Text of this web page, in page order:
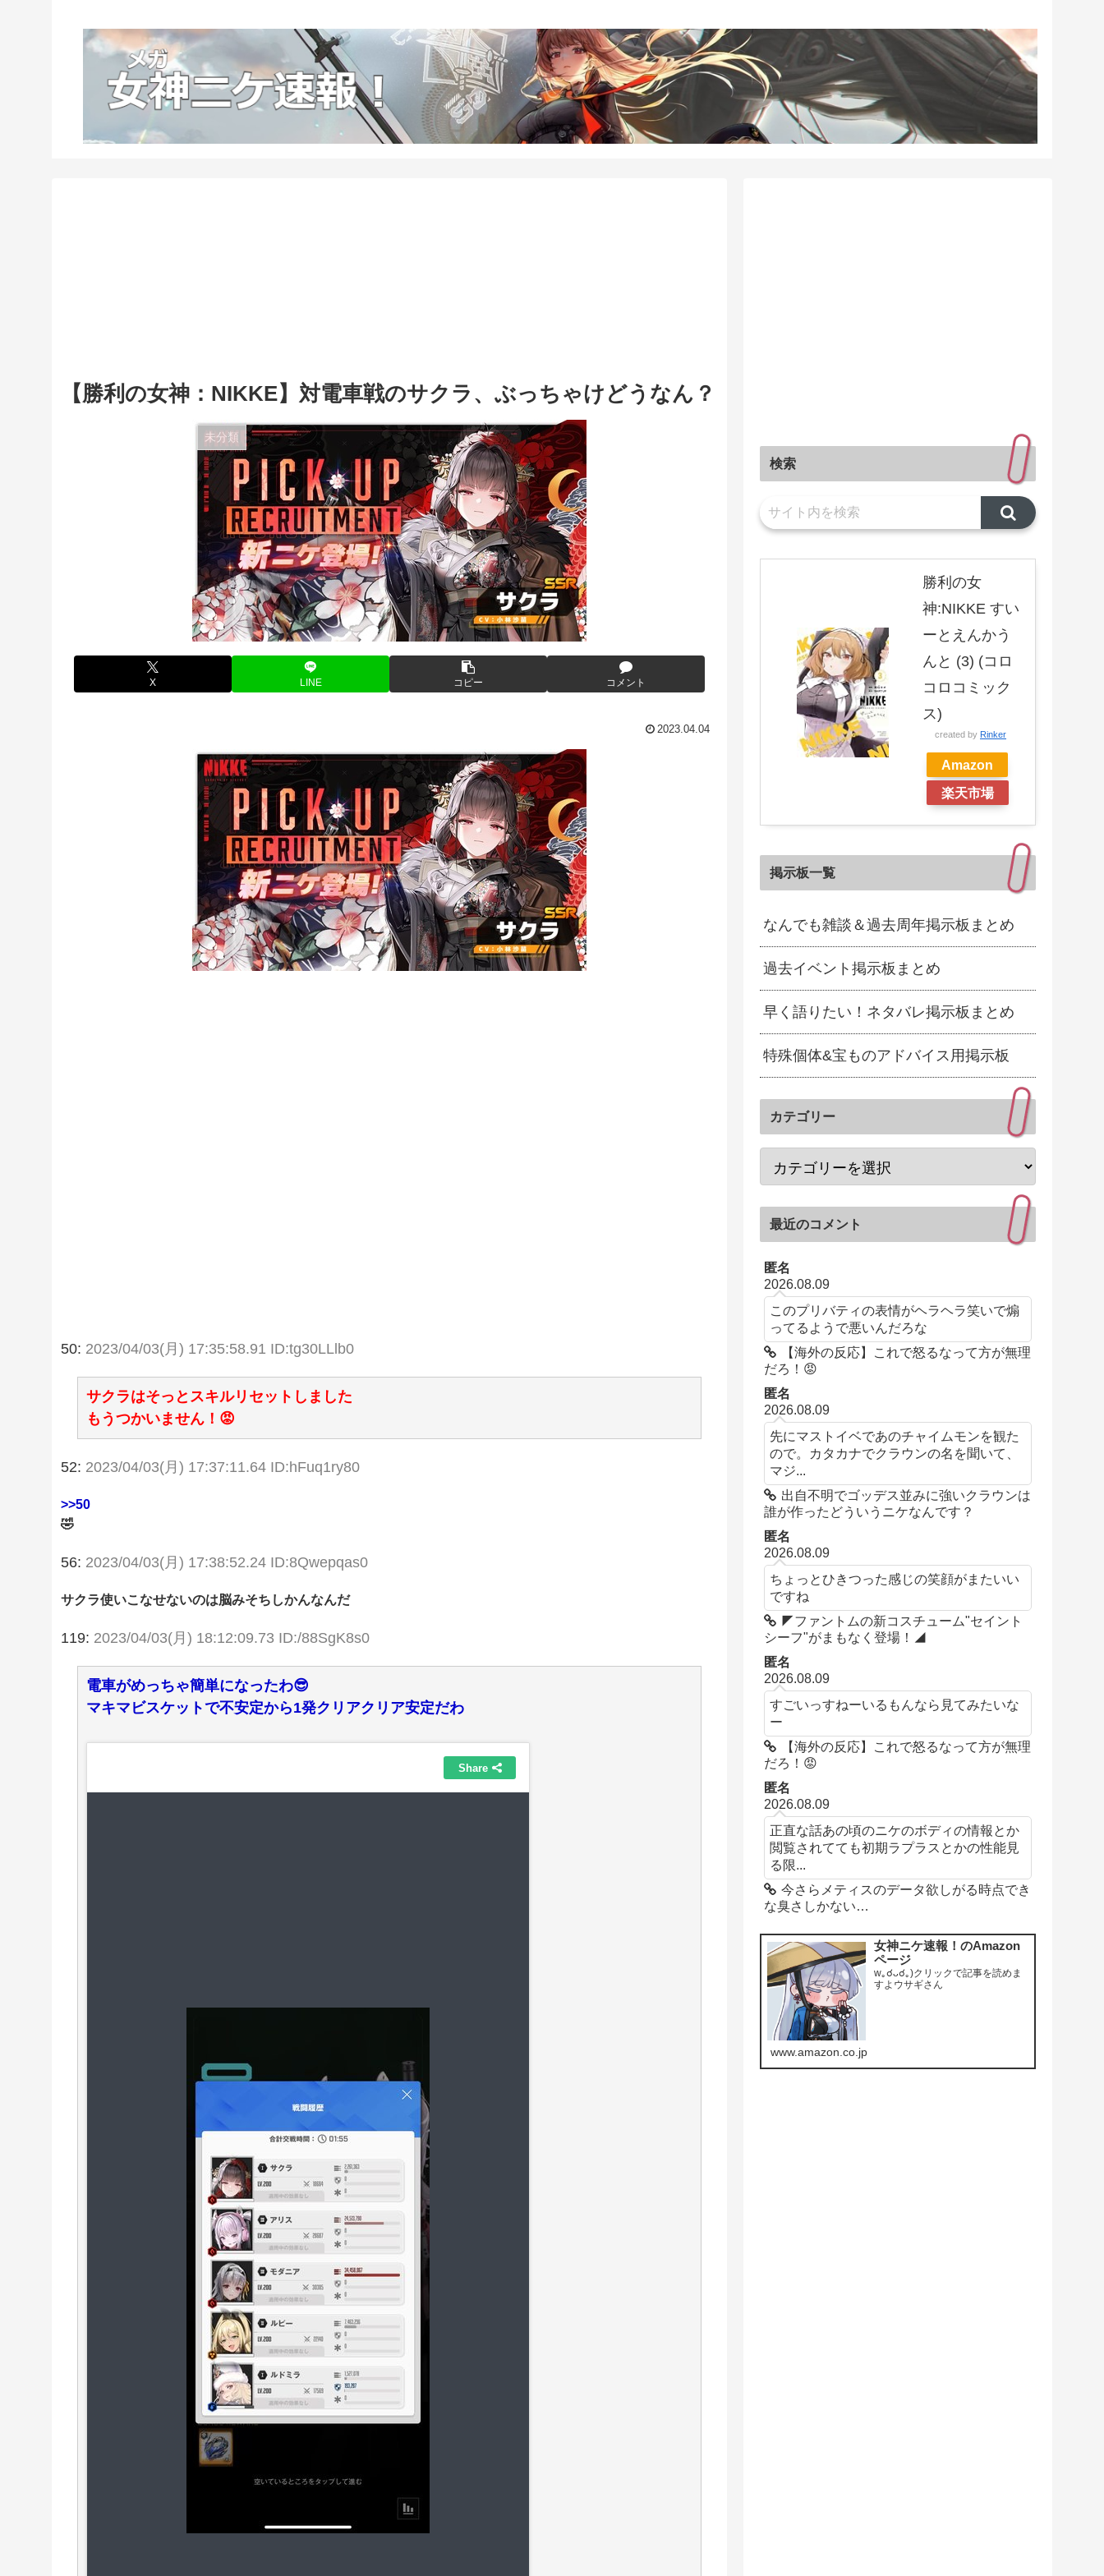
【勝利の女神：NIKKE】対電車戦のサクラ、ぶっちゃけどうなん？
未分類
X LINE コピー コメント
2023.04.04
50: 2023/04/03(月) 17:35:58.91 ID:tg30LLlb0
サクラはそっとスキルリセットしました
もうつかいません！😡
52: 2023/04/03(月) 17:37:11.64 ID:hFuq1ry80
>>50
🤣
56: 2023/04/03(月) 17:38:52.24 ID:8Qwepqas0
サクラ使いこなせないのは脳みそちしかんなんだ
119: 2023/04/03(月) 18:12:09.73 ID:/88SgK8s0
電車がめっちゃ簡単になったわ😎
マキマビスケットで不安定から1発クリアクリア安定だわ
検索
勝利の女
神:NIKKE すい
ーとえんかう
んと (3) (コロ
コロコミック
ス)
created by Rinker
Amazon
楽天市場
掲示板一覧
なんでも雑談＆過去周年掲示板まとめ
過去イベント掲示板まとめ
早く語りたい！ネタバレ掲示板まとめ
特殊個体&宝ものアドバイス用掲示板
カテゴリー
最近のコメント
匿名
2026.08.09
このプリバティの表情がヘラヘラ笑いで煽
ってるようで悪いんだろな
【海外の反応】これで怒るなって方が無理
だろ！😡
匿名
2026.08.09
先にマストイベであのチャイムモンを観た
ので。カタカナでクラウンの名を聞いて、
マジ...
出自不明でゴッデス並みに強いクラウンは
誰が作ったどういうニケなんです？
匿名
2026.08.09
ちょっとひきつった感じの笑顔がまたいい
ですね
◤ファントムの新コスチューム"セイント
シーフ"がまもなく登場！◢
匿名
2026.08.09
すごいっすねーいるもんなら見てみたいな
ー
【海外の反応】これで怒るなって方が無理
だろ！😡
匿名
2026.08.09
正直な話あの頃のニケのボディの情報とか
閲覧されてても初期ラプラスとかの性能見
る限...
今さらメティスのデータ欲しがる時点でき
な臭さしかない…
女神ニケ速報！のAmazon
ページ
w｡☌ᴗ☌｡)クリックで記事を読めま
すよウサギさん
www.amazon.co.jp